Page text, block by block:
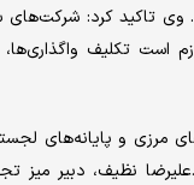
وی تاکید کرد:
است تکلیف
مرزی و
نظیف، دبیر میز